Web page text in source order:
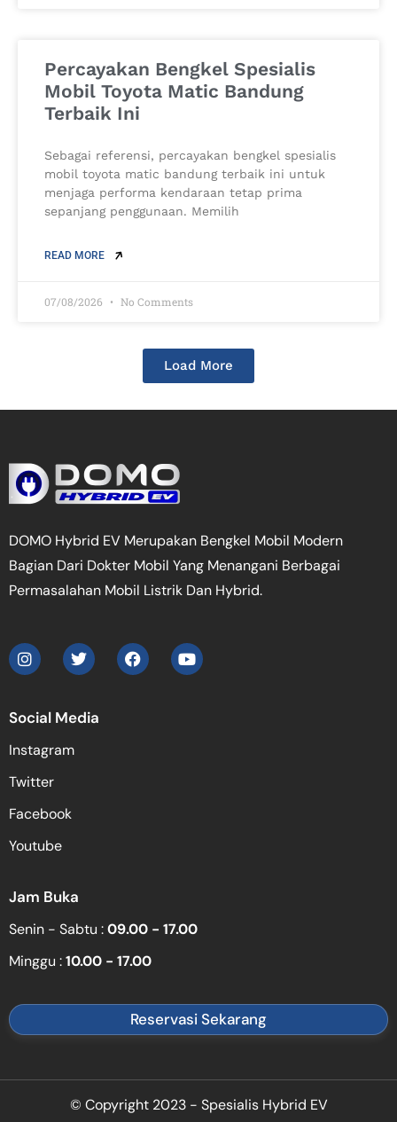
Percayakan Bengkel Spesialis
Mobil Toyota Matic Bandung
Terbaik Ini
Sebagai referensi, percayakan bengkel spesialis
mobil toyota matic bandung terbaik ini untuk
menjaga performa kendaraan tetap prima
sepanjang penggunaan. Memilih
READ MORE
07/08/2026 No Comments
Load More
DOMO Hybrid EV Merupakan Bengkel Mobil Modern
Bagian Dari Dokter Mobil Yang Menangani Berbagai
Permasalahan Mobil Listrik Dan Hybrid.
Social Media
Instagram
Twitter
Facebook
Youtube
Jam Buka
Senin - Sabtu :09.00 - 17.00
Minggu :10.00 - 17.00
Reservasi Sekarang
© Copyright 2023 - Spesialis Hybrid EV